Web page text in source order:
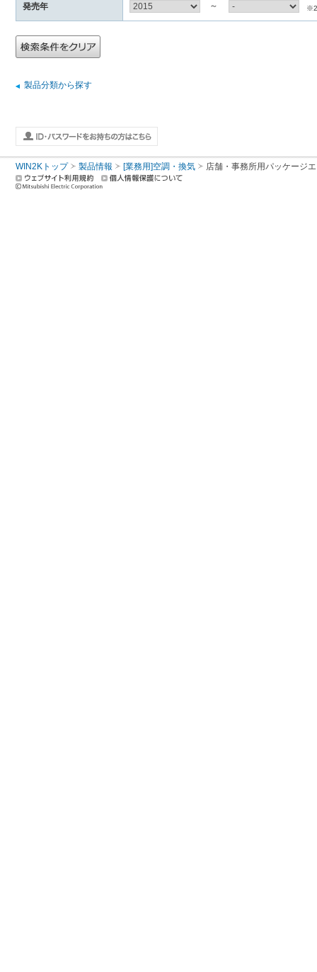
発売年 ～
製品分類から探す
WIN2Kトップ 製品情報 [業務用]空調・換気 店舗・事務所用パッケージ